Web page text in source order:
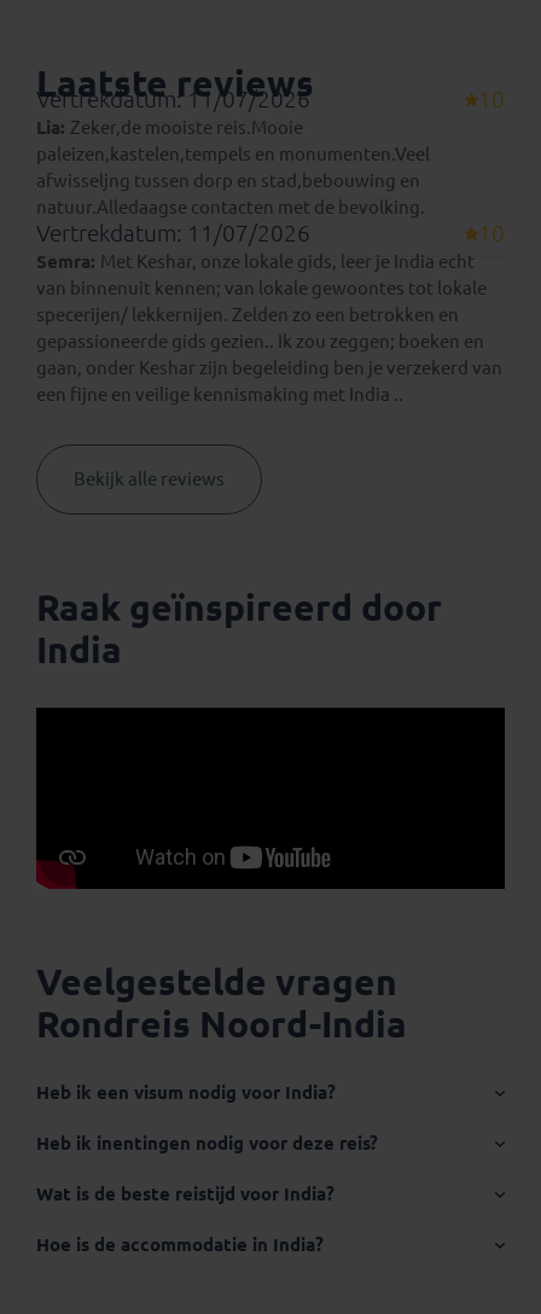
Laatste reviews
Vertrekdatum: 11/07/2026 10
Lia: Zeker,de mooiste reis.Mooie
paleizen,kastelen,tempels en monumenten.Veel
afwisseljng tussen dorp en stad,bebouwing en
natuur.Alledaagse contacten met de bevolking.
Vertrekdatum: 11/07/2026 10
Semra: Met Keshar, onze lokale gids, leer je India echt
van binnenuit kennen; van lokale gewoontes tot lokale
specerijen/ lekkernijen. Zelden zo een betrokken en
gepassioneerde gids gezien.. Ik zou zeggen; boeken en
gaan, onder Keshar zijn begeleiding ben je verzekerd van
een fijne en veilige kennismaking met India ..
Bekijk alle reviews
Raak geïnspireerd door
India
Veelgestelde vragen
Rondreis Noord-India
Heb ik een visum nodig voor India?
Internationaal paspoort:
Heb ik inentingen nodig voor deze reis?
Wat is de beste reistijd voor India?
Hoe is de accommodatie in India?